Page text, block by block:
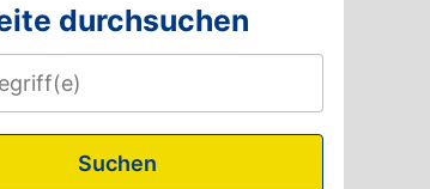
durchsuchen
Suchen